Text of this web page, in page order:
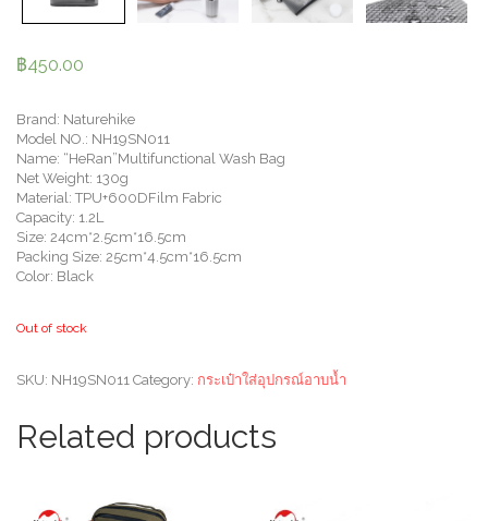
฿450.00
Brand: Naturehike
Model NO.: NH19SN011
Name: “HeRan”Multifunctional Wash Bag
Net Weight: 130g
Material: TPU+600DFilm Fabric
Capacity: 1.2L
Size: 24cm*2.5cm*16.5cm
Packing Size: 25cm*4.5cm*16.5cm
Color: Black
Out of stock
SKU: NH19SN011 Category: กระเป๋าใส่อุปกรณ์อาบน้ำ
Related products